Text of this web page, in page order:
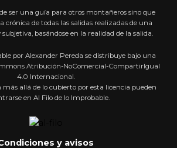
ser una guía para otros montañeros sino que
crónica de todas las salidas realizadas de una
basándose en la realidad de la salida.
por Alexander Pereda se distribuye bajo una
Atribución-NoComercial-CompartirIgual
4.0 Internacional.
más allá de lo cubierto por esta licencia pueden
en Al Filo de lo Improbable.
y avisos